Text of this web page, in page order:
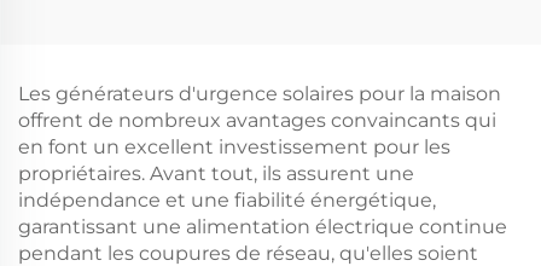
d'électricité
Les générateurs d'urgence solaires pour la maison
offrent de nombreux avantages convaincants qui
en font un excellent investissement pour les
propriétaires. Avant tout, ils assurent une
indépendance et une fiabilité énergétique,
garantissant une alimentation électrique continue
pendant les coupures de réseau, qu'elles soient